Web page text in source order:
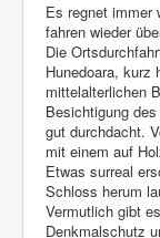
Es regnet immer
fahren wieder
Die
Hunedoara, kurz
mittelalterlichen
Besichtigung
gut durchdacht.
mit einem auf
Etwas surreal
Schloss herum
Vermutlich gibt
Denkmalschutz